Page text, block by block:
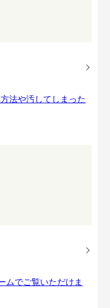
法や汚してしまった
ムでご覧いただけま